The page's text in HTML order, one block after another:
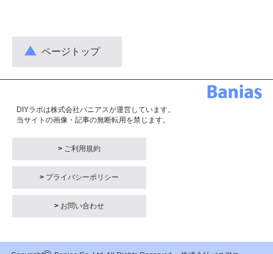
ページトップ
DIYラボは株式会社バニアスが運営しています。
当サイトの画像・記事の無断転用を禁じます。
> ご利用規約
> プライバシーポリシー
> お問い合わせ